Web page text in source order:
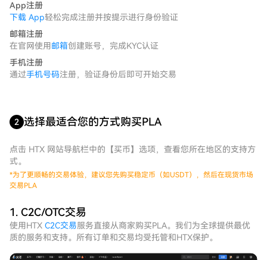
App注册
下载 App轻松完成注册并按提示进行身份验证
邮箱注册
在官网使用 邮箱创建账号，完成KYC认证
手机注册
通过手机号码注册，验证身份后即可开始交易
2 选择最适合您的方式购买PLA
点击 HTX 网站导航栏中的【买币】选项，查看您所在地区的支持方
式。
*为了更顺畅的交易体验，建议您先购买稳定币（如USDT），然后在现货市场
交易PLA
1. C2C/OTC交易
使用HTX C2C交易服务直接从商家购买PLA。我们为全球提供最优
质的服务和支持。所有订单和交易均受托管和HTX保护。